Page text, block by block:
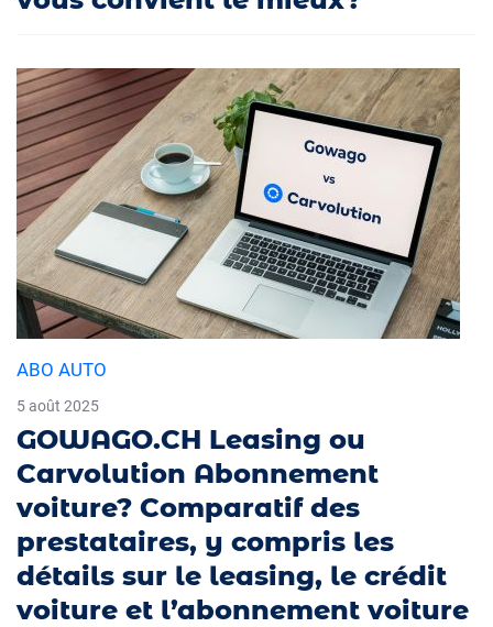
ABO AUTO
5 août 2025
GOWAGO.CH Leasing ou
Carvolution Abonnement
voiture? Comparatif des
prestataires, y compris les
détails sur le leasing, le crédit
voiture et l’abonnement voiture